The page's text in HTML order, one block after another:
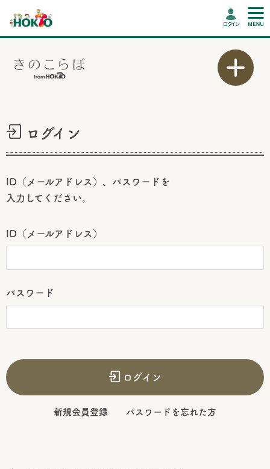
ログイン
ログイン
ID（メールアドレス）、パスワードを
入力してください。
ID（メールアドレス）
パスワード
ログイン
新規会員登録 パスワードを忘れた方